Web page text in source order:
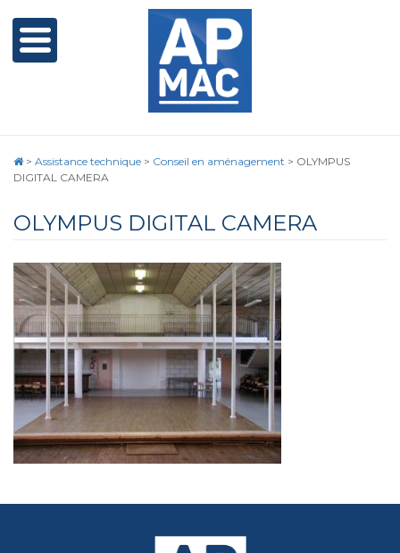
> Assistance technique > Conseil en aménagement > OLYMPUS
DIGITAL CAMERA
OLYMPUS DIGITAL CAMERA